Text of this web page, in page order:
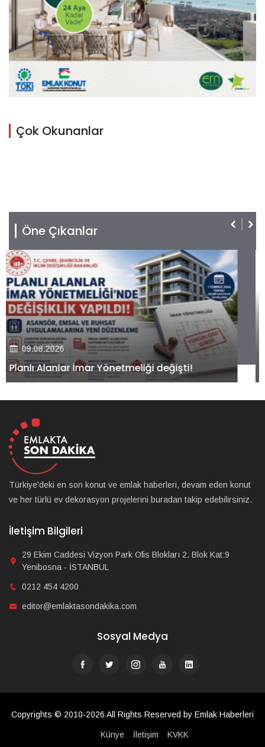
Çok Okunanlar
Öne Çıkanlar
09.08.2026
Kiler GYO’dan Pendik Dolayoba projesiyle ilgili
önemli adım!
Türkiye'deki en son konut ve emlak haberleri, devam eden konut
ve her türlü ev dekorasyon projelerini buradan takip edebilirsiniz.
İletişim Bilgileri
29 Ekim Caddesi Vizyon Park Ofis Blokları 2. Blok Kat:9
Yenibosna - İSTANBUL
0212 454 4200
editor@emlaktasondakika.com
Sosyal Medya
Copyrights © 2010-2026 All Rights Reserved by Emlak Haberleri
Künye İletişim KVKK